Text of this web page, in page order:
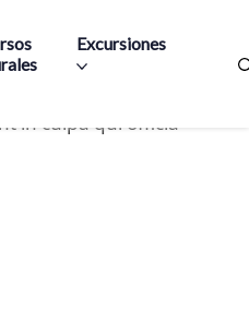
Excursiones
deleniti atque corrupti
in culpa qui officia